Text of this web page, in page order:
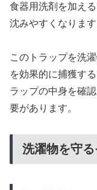
食器用洗剤を加え
沈みやすくなります
このトラップを洗
を効果的に捕獲す
ラップの中身を確
要があります。
洗濯物を守